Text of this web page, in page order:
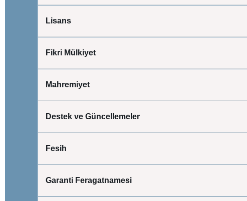
Lisans
Fikri Mülkiyet
Mahremiyet
Destek ve Güncellemeler
Fesih
Garanti Feragatnamesi